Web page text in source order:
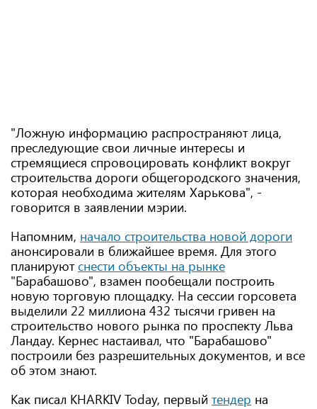
"Ложную информацию распространяют лица,
преследующие свои личные интересы и
стремящиеся спровоцировать конфликт вокруг
строительства дороги общегородского значения,
которая необходима жителям Харькова", -
говорится в заявлении мэрии.
Напомним, начало строительства новой дороги
анонсировали в ближайшее время. Для этого
планируютснести объекты на рынке
"Барабашово", взамен пообещали построить
новую торговую площадку. На сессии горсовета
выделили 22 миллиона 432 тысячи гривен на
строительство нового рынка по проспекту Льва
Ландау. Кернес настаивал, что "Барабашово"
построили без разрешительных документов, и все
об этом знают.
Как писал KHARKIV Today, первый тендер на